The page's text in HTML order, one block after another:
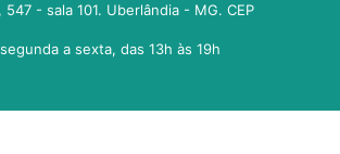
- sala 101. Uberlândia - MG. CEP
a sexta, das 13h às 19h